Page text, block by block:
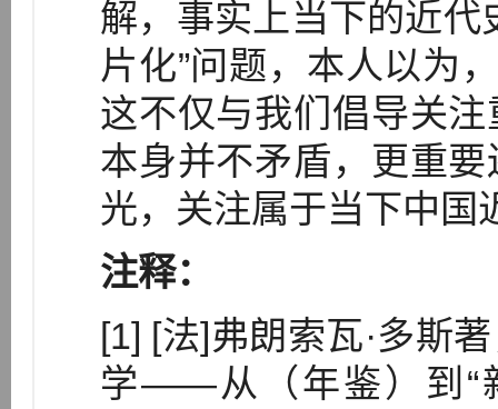
解，事实上当下的近代
片化”问题，本人以为
这不仅与我们倡导关
本身并不矛盾，更重
光，关注属于当下中国
注释：
[1] [法]弗朗索瓦·多斯
学——从（年鉴）到“